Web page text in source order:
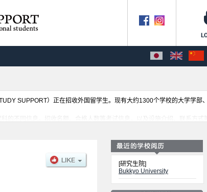
SUPPORT）正在招收外国留学生。现有大约1300个学校的大学学部、
不同信息。招收名额、合格人数等考试信息，以及设施介绍、联系方式等
[研究生院]
Bukkyo University